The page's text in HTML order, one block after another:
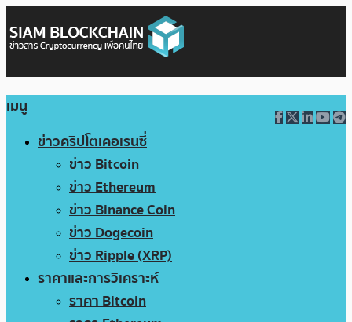
เมนู
ข่าวคริปโตเคอเรนซี่
ข่าว Bitcoin
ข่าว Ethereum
ข่าว Binance Coin
ข่าว Dogecoin
ข่าว Ripple (XRP)
ราคาและการวิเคราะห์
ราคา Bitcoin